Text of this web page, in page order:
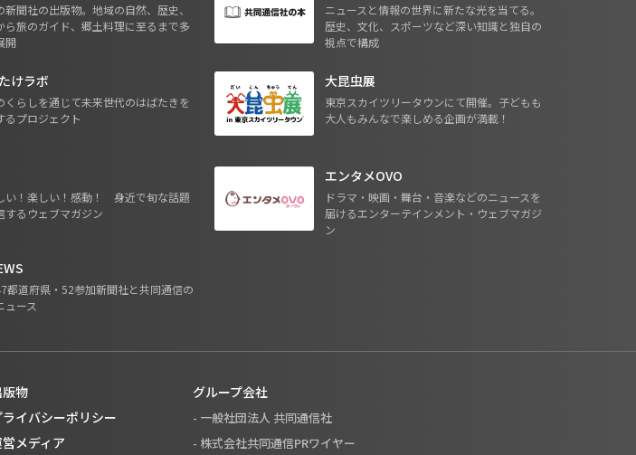
新聞社の出版物。地域の自然、歴史、
ら旅のガイド、郷土料理に至るまで多
開
ニュースと情報の世界に新たな光を当てる。
歴史、文化、スポーツなど深い知識と独自の
視点で構成
けラボ
くらしを通じて未来世代のはばたきを
るプロジェクト
大昆虫展
東京スカイツリータウンにて開催。子どもも
大人もみんなで楽しめる企画が満載！
い！楽しい！感動！ 身近で旬な話題
するウェブマガジン
エンタメOVO
ドラマ・映画・舞台・音楽などのニュースを
届けるエンターテインメント・ウェブマガジ
ン
都道府県・52参加新聞社と共同通信の
ュース
版物
ライバシーポリシー
メディア
グループ会社
- 一般社団法人 共同通信社
- 株式会社共同通信PRワイヤー